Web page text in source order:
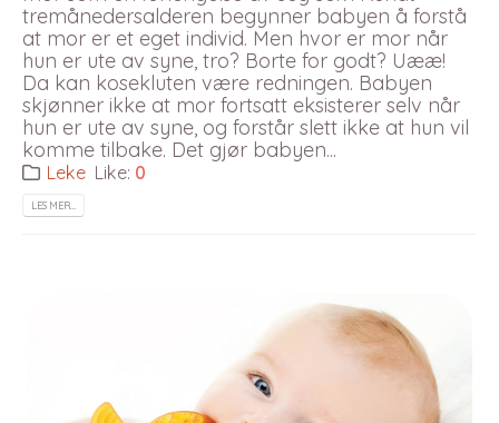
tremånedersalderen begynner babyen å forstå
at mor er et eget individ. Men hvor er mor når
hun er ute av syne, tro? Borte for godt? Uææ!
Da kan kosekluten være redningen. Babyen
skjønner ikke at mor fortsatt eksisterer selv når
hun er ute av syne, og forstår slett ikke at hun vil
komme tilbake. Det gjør babyen...
Leke Like: 0
LES MER…